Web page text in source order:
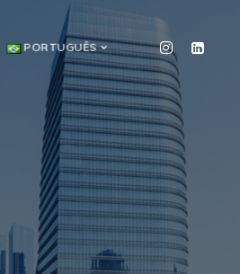
PORTUGUÊS